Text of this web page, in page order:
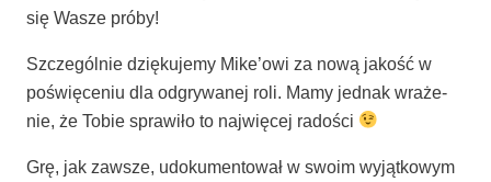
się Wasze próby!
Szcze­gól­nie dzię­ku­je­my Mike­’o­wi za nową jakość w
poświę­ce­niu dla odgry­wa­nej roli. Mamy jed­nak wra­że­
nie, że Tobie spra­wi­ło to naj­wię­cej radości
Grę, jak zawsze, udo­ku­men­to­wał w swo­im wyjąt­ko­wym